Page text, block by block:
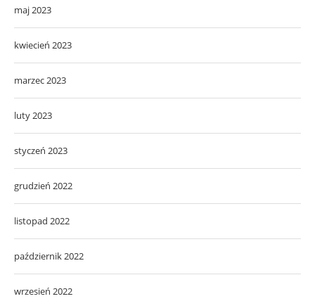
maj 2023
kwiecień 2023
marzec 2023
luty 2023
styczeń 2023
grudzień 2022
listopad 2022
październik 2022
wrzesień 2022